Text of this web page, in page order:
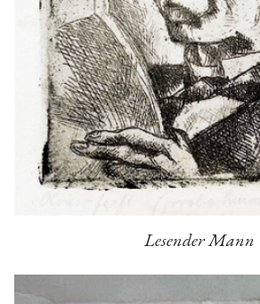
Lesender Mann